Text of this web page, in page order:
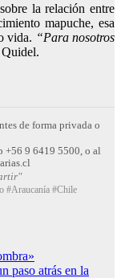
la relación entre
mapuche, esa
vida. “Para nosotros
de forma privada o
+56 9 6419 5500, o al
#Araucanía #Chile
paso atrás en la